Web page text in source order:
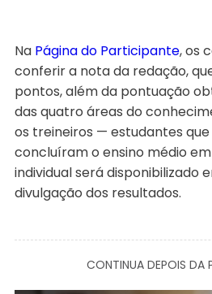
Na Página do Participante, os
conferir a nota da redação,
pontos, além da pontuação
das quatro áreas do
os treineiros — estudantes que
concluíram o ensino médio
individual será disponibilizado
divulgação dos resultados.
CONTINUA DEPOIS DA